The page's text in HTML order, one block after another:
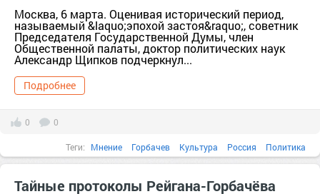
Москва, 6 марта. Оценивая исторический период,
называемый &laquo;эпохой застоя&raquo;, советник
Председателя Государственной Думы, член
Общественной палаты, доктор политических наук
Александр Щипков подчеркнул...
Подробнее
0 0
Теги: Мнение Горбачев Культура Россия Политика
Тайные протоколы Рейгана-Горбачёва